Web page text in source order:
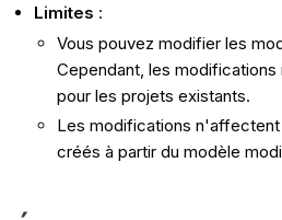
Limites :
Vous pouvez modifier les
Cependant, les
pour les projets existants.
Les modifications
créés à partir du modèle